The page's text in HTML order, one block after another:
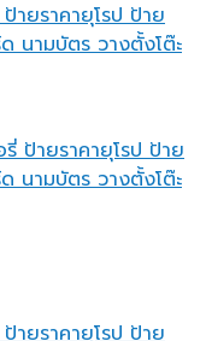
ายราคายุโรป ป้าย
นามบัตร วางตั้งโต๊ะ
ายราคายุโรป ป้าย